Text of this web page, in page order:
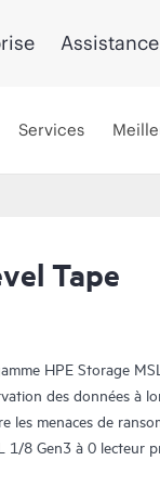
Assistance
Services
Tape
HPE Storage MSL
des données à
menaces de
1/8 Gen3 à 0 lecteur